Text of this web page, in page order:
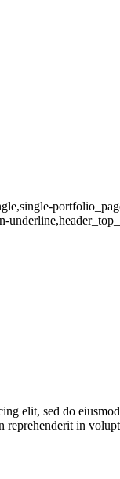
elit, sed do
reprehenderit in